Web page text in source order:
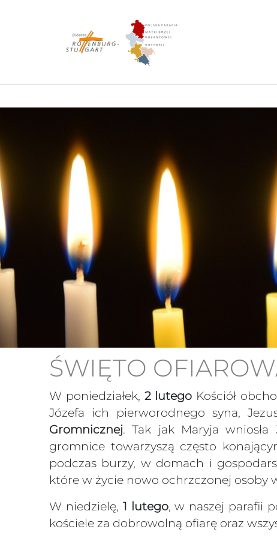
ŚWIĘTO
W poniedziałek, 2 lutego Kościół
Józefa ich pierworodnego syna,
Gromnicznej. Tak jak Maryja
gromnice towarzyszą często
podczas burzy, w domach i
które w życie nowo ochrzczonej osoby
W niedzielę, 1 lutego, w naszej parafii
kościele za dobrowolną ofiarę oraz